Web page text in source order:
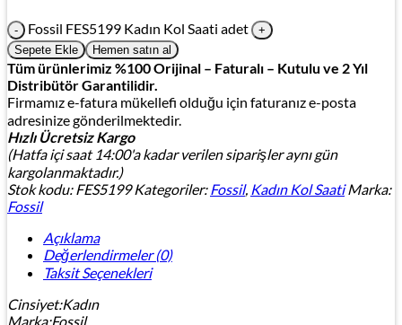
Fossil FES5199 Kadın Kol Saati adet
Sepete Ekle Hemen satın al
Tüm ürünlerimiz %100 Orijinal – Faturalı – Kutulu ve 2 Yıl
Distribütör Garantilidir.
Firmamız e-fatura mükellefi olduğu için faturanız e-posta
adresinize gönderilmektedir.
Hızlı Ücretsiz Kargo
(Hatfa içi saat 14:00'a kadar verilen siparişler aynı gün
kargolanmaktadır.)
Stok kodu:FES5199 Kategoriler:Fossil, Kadın Kol Saati Marka:
Fossil
Açıklama
Değerlendirmeler (0)
Taksit Seçenekleri
Cinsiyet:Kadın
Marka:Fossil